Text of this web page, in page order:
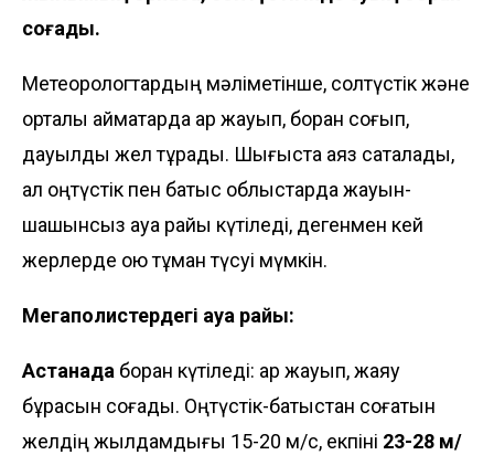
соғады.
Метеорологтардың мәліметінше, солтүстік және
орталық аймақтарда қар жауып, боран соғып,
дауылды жел тұрады. Шығыста аяз сақталады,
ал оңтүстік пен батыс облыстарда жауын-
шашынсыз ауа райы күтіледі, дегенмен кей
жерлерде қою тұман түсуі мүмкін.
Мегаполистердегі ауа райы:
Астанада боран күтіледі: қар жауып, жаяу
бұрқасын соғады. Оңтүстік-батыстан соғатын
желдің жылдамдығы 15-20 м/с, екпіні 23-28 м/